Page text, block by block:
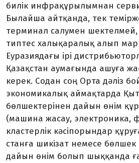
билік инфрақұрылымнан
Былайша айт­қан­да, тек
терминал салу­мен
типтес халықаралық алып
Еуразиядағы ірі
Қазақстан аума­ғында ашуға
керек. Со­дан соң Орта дәліз
экономикалық аймақтарда
бөлшек­терінен дайын өнім
(машина жасау, элек­троника,
кластерлік кәсіпорындар
станға шикізат немесе бөлшек
дайын өнім болып шыққанда